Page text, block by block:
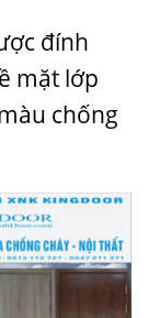
đính
mặt lớp
chống